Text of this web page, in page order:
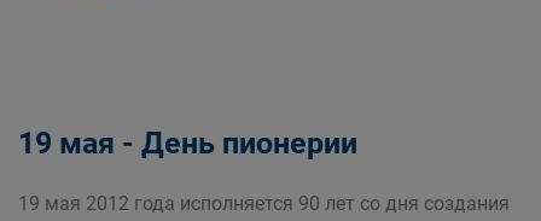
19 мая - День пионерии
19 мая 2012 года исполняется 90 лет со дня создания